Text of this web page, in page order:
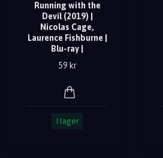
Running with the
Devil (2019) |
Nicolas Cage,
Laurence Fishburne |
Blu-ray |
59 kr
I lager